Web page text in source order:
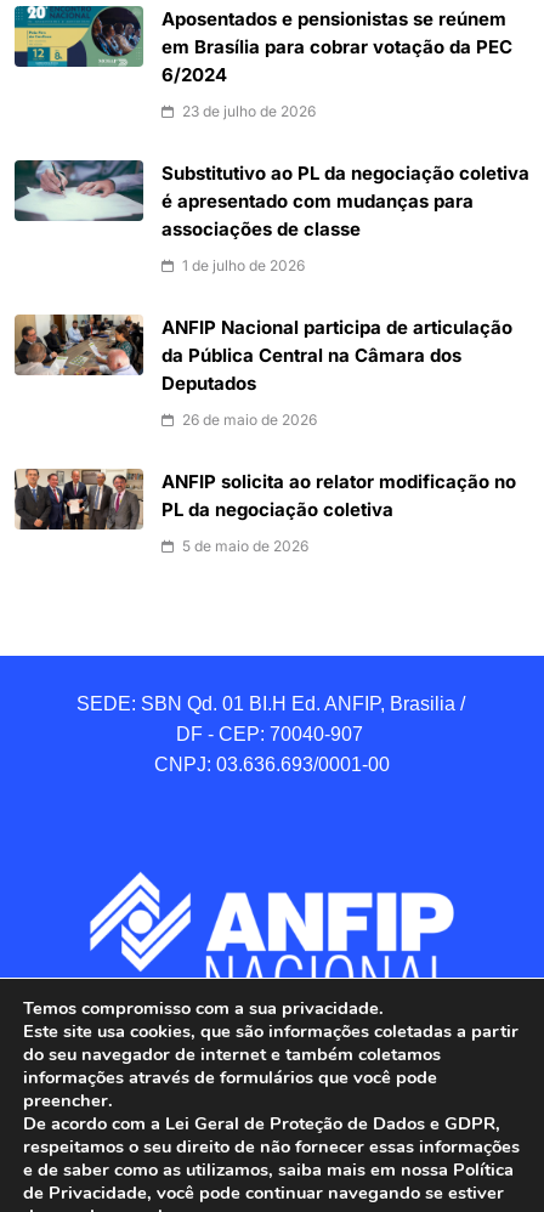
Aposentados e pensionistas se reúnem
em Brasília para cobrar votação da PEC
6/2024
23 de julho de 2026
Substitutivo ao PL da negociação coletiva
é apresentado com mudanças para
associações de classe
1 de julho de 2026
ANFIP Nacional participa de articulação
da Pública Central na Câmara dos
Deputados
26 de maio de 2026
ANFIP solicita ao relator modificação no
PL da negociação coletiva
5 de maio de 2026
SEDE: SBN Qd. 01 BI.H Ed. ANFIP, Brasilia /
DF - CEP: 70040-907
CNPJ: 03.636.693/0001-00
ANFIP - Associação Nacional dos Auditores
Temos compromisso com a sua privacidade.
Este site usa cookies, que são informações coletadas a partir
do seu navegador de internet e também coletamos
informações através de formulários que você pode
preencher.
De acordo com a Lei Geral de Proteção de Dados e GDPR,
respeitamos o seu direito de não fornecer essas informações
e de saber como as utilizamos, saiba mais em nossa Política
de Privacidade, você pode continuar navegando se estiver